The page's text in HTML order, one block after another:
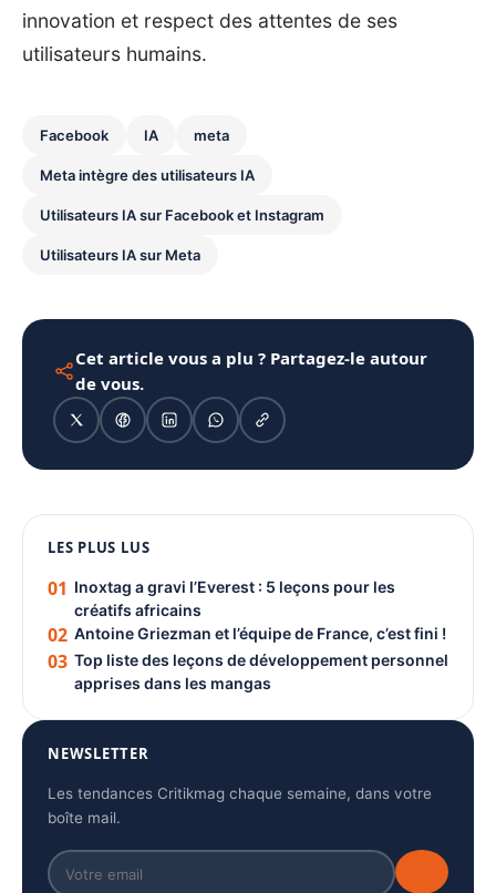
innovation et respect des attentes de ses
utilisateurs humains.
Facebook IA meta
Meta intègre des utilisateurs IA
Utilisateurs IA sur Facebook et Instagram
Utilisateurs IA sur Meta
Cet article vous a plu ? Partagez-le autour
de vous.
PUBLICITÉ
LES PLUS LUS
01 Inoxtag a gravi l’Everest : 5 leçons pour les
créatifs africains
02 Antoine Griezman et l’équipe de France, c’est fini !
03 Top liste des leçons de développement personnel
apprises dans les mangas
NEWSLETTER
Les tendances Critikmag chaque semaine, dans votre
boîte mail.